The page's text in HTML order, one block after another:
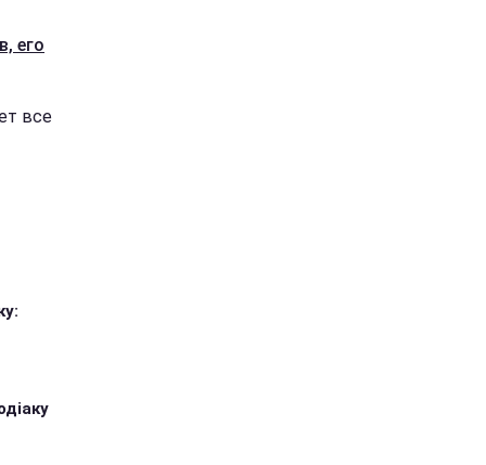
его
все